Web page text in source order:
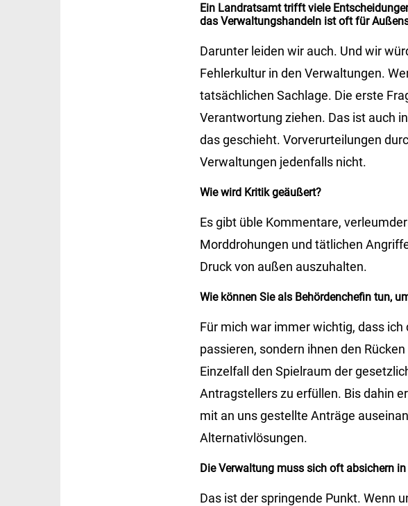
Ein Landratsamt trifft viele
das Verwaltungshandeln ist oft für
Darunter leiden wir auch. Und wir
Fehlerkultur in den Verwaltungen.
tatsächlichen Sachlage. Die erste
Verantwortung ziehen. Das ist auch
das geschieht. Vorverurteilungen
Verwaltungen jedenfalls nicht.
Wie wird Kritik geäußert?
Es gibt üble Kommentare,
Morddrohungen und tätlichen
Druck von außen auszuhalten.
Wie können Sie als Behördenchefin tun,
Für mich war immer wichtig, dass
passieren, sondern ihnen den
Einzelfall den Spielraum der
Antragstellers zu erfüllen. Bis dahin
mit an uns gestellte Anträge
Alternativlösungen.
Die Verwaltung muss sich oft absichern
Das ist der springende Punkt. Wenn